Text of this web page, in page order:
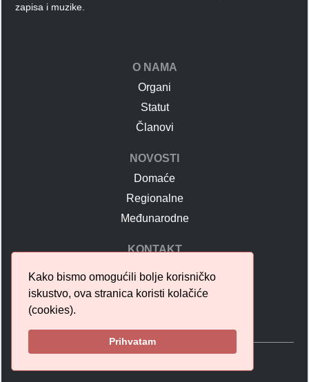
Kako bismo omogućili bolje korisničko
iskustvo, ova stranica koristi kolačiće
(cookies).
Prihvatam
zapisa i muzike.
O NAMA
Organi
Statut
Članovi
NOVOSTI
Domaće
Regionalne
Međunarodne
KONTAKT
Kontaktirajte nas
FAQ